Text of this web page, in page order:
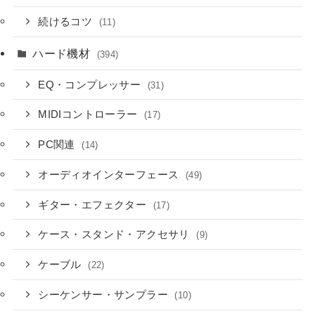
続けるコツ (11)
ハード機材 (394)
EQ・コンプレッサー (31)
MIDIコントローラー (17)
PC関連 (14)
オーディオインターフェース (49)
ギター・エフェクター (17)
ケース・スタンド・アクセサリ (9)
ケーブル (22)
シーケンサー・サンプラー (10)